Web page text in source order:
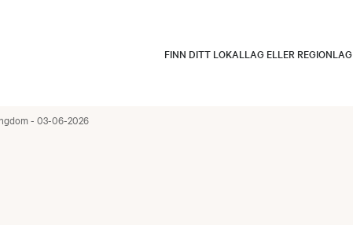
FINN DITT LOKALLAG ELLER REGIONLAG
- 03-06-2026